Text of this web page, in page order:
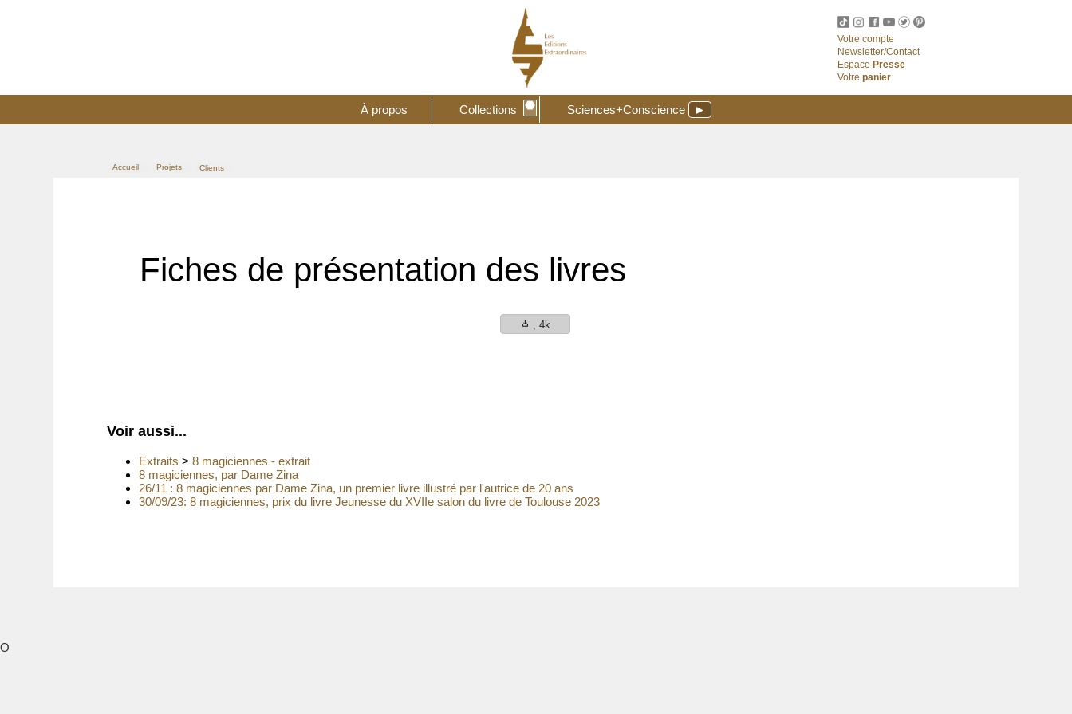
Votre compte
Newsletter/Contact
Espace Presse
Votre panier
À propos Collections ⬣ Sciences+Conscience ►
Accueil Projets Clients
Fiches de présentation des livres
download , 4k
Voir aussi...
Extraits >8 magiciennes - extrait
8 magiciennes, par Dame Zina
26/11 : 8 magiciennes par Dame Zina, un premier livre illustré par l'autrice de 20 ans
30/09/23: 8 magiciennes, prix du livre Jeunesse du XVIIe salon du livre de Toulouse 2023
O